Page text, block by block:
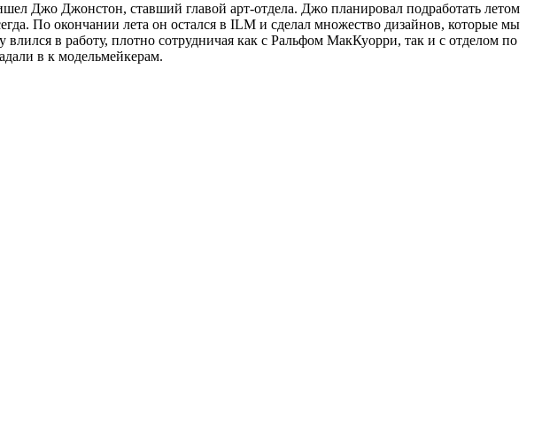
Джо Джонстон, ставший главой арт-отдела. Джо планировал подработать летом
По окончании лета он остался в ILM и сделал множество дизайнов, которые мы
в работу, плотно сотрудничая как с Ральфом МакКуорри, так и с отделом по
в к модельмейкерам.